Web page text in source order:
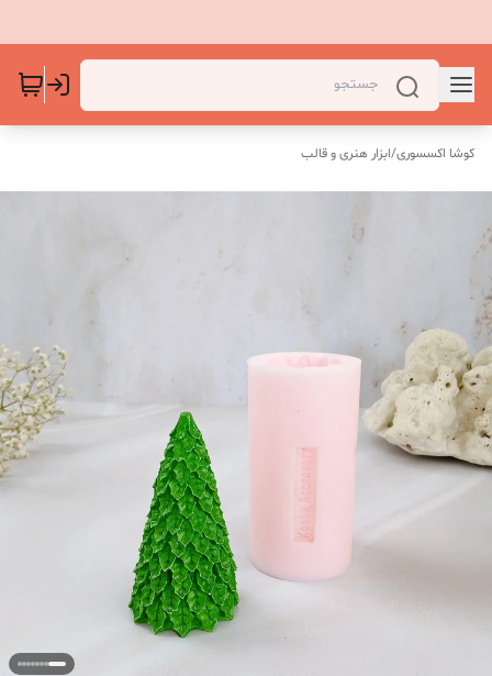
کوشا اکسسوری/ابزار هنری و قالب